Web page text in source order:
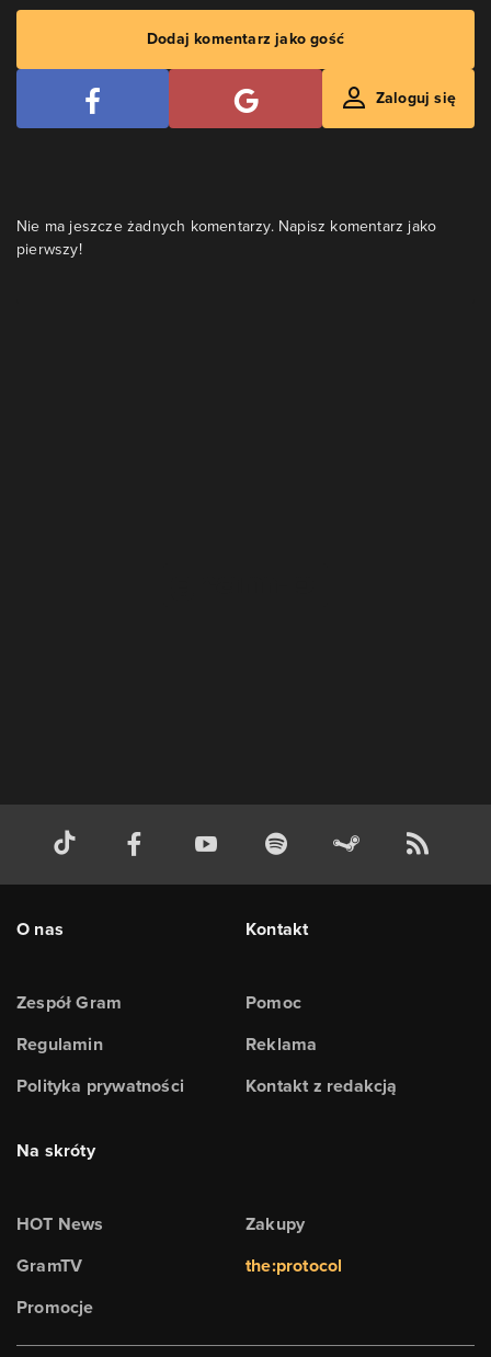
Dodaj komentarz jako gość
Zaloguj się
Nie ma jeszcze żadnych komentarzy. Napisz komentarz jako
pierwszy!
O nas
Zespół Gram
Regulamin
Polityka prywatności
Kontakt
Pomoc
Reklama
Kontakt z redakcją
Na skróty
HOT News
GramTV
Promocje
Zakupy
the:protocol